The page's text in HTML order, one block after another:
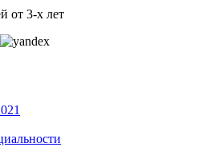
от 3-х лет